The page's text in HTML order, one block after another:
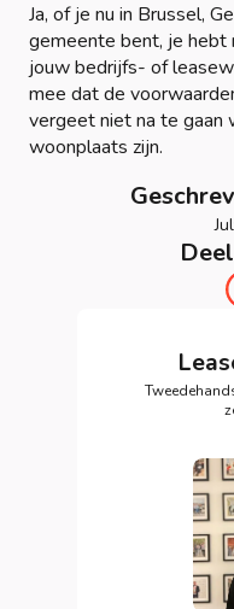
Ja, of je nu in Brussel,
gemeente bent, je hebt
jouw bedrijfs- of
mee dat de
vergeet niet na te gaan
woonplaats zijn.